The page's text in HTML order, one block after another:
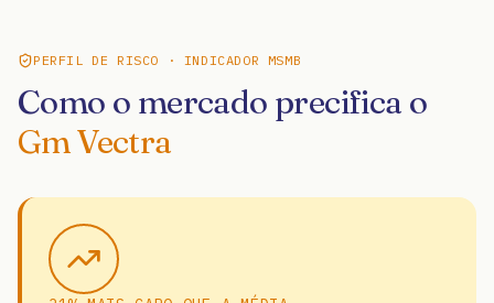
PERFIL DE RISCO · INDICADOR MSMB
Como o mercado precifica o
Gm Vectra